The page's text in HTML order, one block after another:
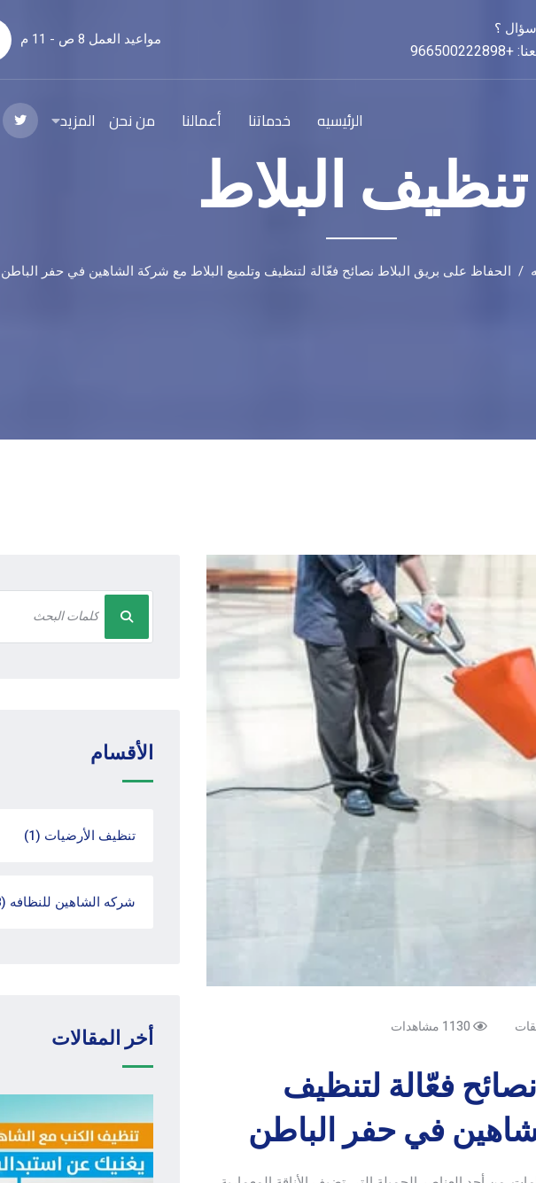
؟
مواعيد العمل 8 ص - 11 م
الرئيسيه خدماتنا أعمالنا من نحن المزيد
تنظيف البلاط
الحفاظ على بريق البلاط نصائح فعّالة لتنظيف وتلميع البلاط مع شركة الشاهين في حفر الباطن
فعّالة لتنظيف
في حفر الباطن
الأقسام
تنظيف الأرضيات (1)
شركه الشاهين للنظافه (18)
أخر المقالات